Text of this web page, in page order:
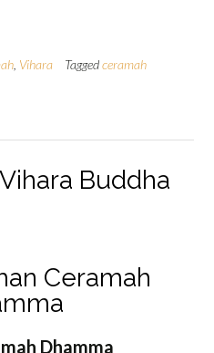
Vihara Taggedceramah
Buddha
Ceramah
Dhamma